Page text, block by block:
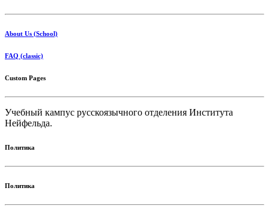
About Us (School)
FAQ (classic)
Custom Pages
Учебный кампус русскоязычного отделения Института
Нейфельда.
Политика
Политика